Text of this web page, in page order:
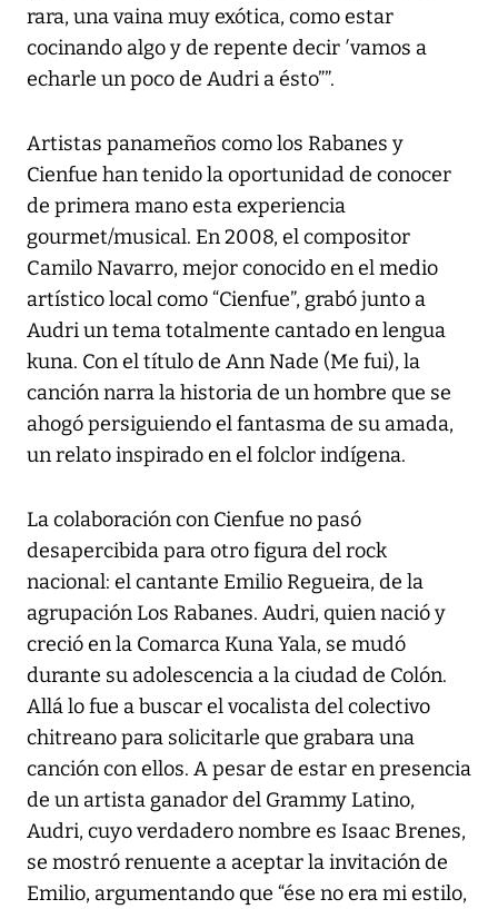
rara, una vaina muy exótica, como estar
cocinando algo y de repente decir ′vamos a
echarle un poco de Audri a ésto””.
Artistas panameños como los Rabanes y
Cienfue han tenido la oportunidad de conocer
de primera mano esta experiencia
gourmet/musical. En 2008, el compositor
Camilo Navarro, mejor conocido en el medio
artístico local como “Cienfue”, grabó junto a
Audri un tema totalmente cantado en lengua
kuna. Con el título de Ann Nade (Me fui), la
canción narra la historia de un hombre que se
ahogó persiguiendo el fantasma de su amada,
un relato inspirado en el folclor indígena.
La colaboración con Cienfue no pasó
desapercibida para otro figura del rock
nacional: el cantante Emilio Regueira, de la
agrupación Los Rabanes. Audri, quien nació y
creció en la Comarca Kuna Yala, se mudó
durante su adolescencia a la ciudad de Colón.
Allá lo fue a buscar el vocalista del colectivo
chitreano para solicitarle que grabara una
canción con ellos. A pesar de estar en presencia
de un artista ganador del Grammy Latino,
Audri, cuyo verdadero nombre es Isaac Brenes,
se mostró renuente a aceptar la invitación de
Emilio, argumentando que “ése no era mi estilo,